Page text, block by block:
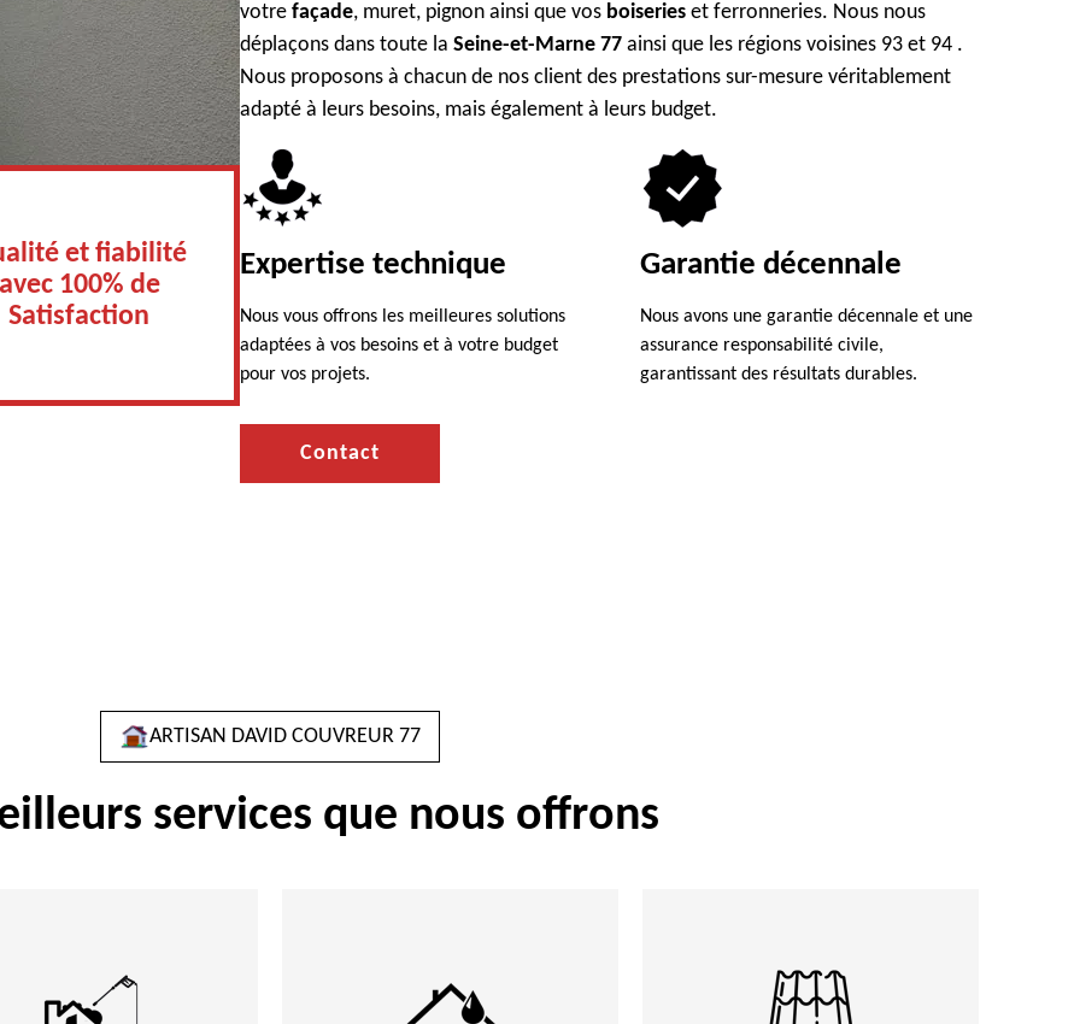
et fiabilité
100% de
Satisfaction
votre façade, muret, pignon ainsi que vos boiseries et ferronneries. Nous nous
déplaçons dans toute la Seine-et-Marne 77 ainsi que les régions voisines 93 et 94 .
Nous proposons à chacun de nos client des prestations sur-mesure véritablement
adapté à leurs besoins, mais également à leurs budget.
Expertise technique
Nous vous offrons les meilleures solutions
adaptées à vos besoins et à votre budget
pour vos projets.
Garantie décennale
Nous avons une garantie décennale et une
assurance responsabilité civile,
garantissant des résultats durables.
Contact
ARTISAN DAVID COUVREUR 77
services que nous offrons